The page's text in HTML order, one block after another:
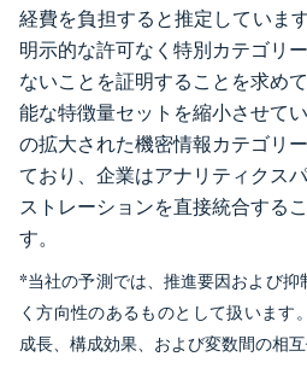
経費を負担すると推定していま
明示的な許可なく特別カテゴリ
ないことを証明することを求め
能な特徴量セットを縮小させて
の拡大された機密情報カテゴリ
ており、企業はアナリティクス
ストレーションを直接統合する
す。
*当社の予測では、推進要因および抑
く方向性のあるものとして扱います
成長、構成効果、および変数間の相